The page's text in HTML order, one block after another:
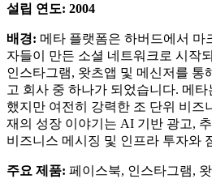
설립 연도: 2004
배경: 메타 플랫폼은 하버드에서 마
자들이 만든 소셜 네트워크로 시작
인스타그램, 왓츠앱 및 메신저를 통
고 회사 중 하나가 되었습니다. 메
했지만 여전히 강력한 조 단위 비즈
재의 성장 이야기는 AI 기반 광고,
비즈니스 메시징 및 인프라 투자와
주요 제품: 페이스북, 인스타그램,